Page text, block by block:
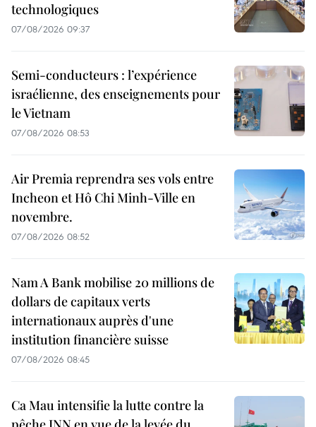
technologiques
07/08/2026 09:37
Semi-conducteurs : l’expérience
israélienne, des enseignements pour
le Vietnam
07/08/2026 08:53
Air Premia reprendra ses vols entre
Incheon et Hô Chi Minh-Ville en
novembre.
07/08/2026 08:52
Nam A Bank mobilise 20 millions de
dollars de capitaux verts
internationaux auprès d'une
institution financière suisse
07/08/2026 08:45
Ca Mau intensifie la lutte contre la